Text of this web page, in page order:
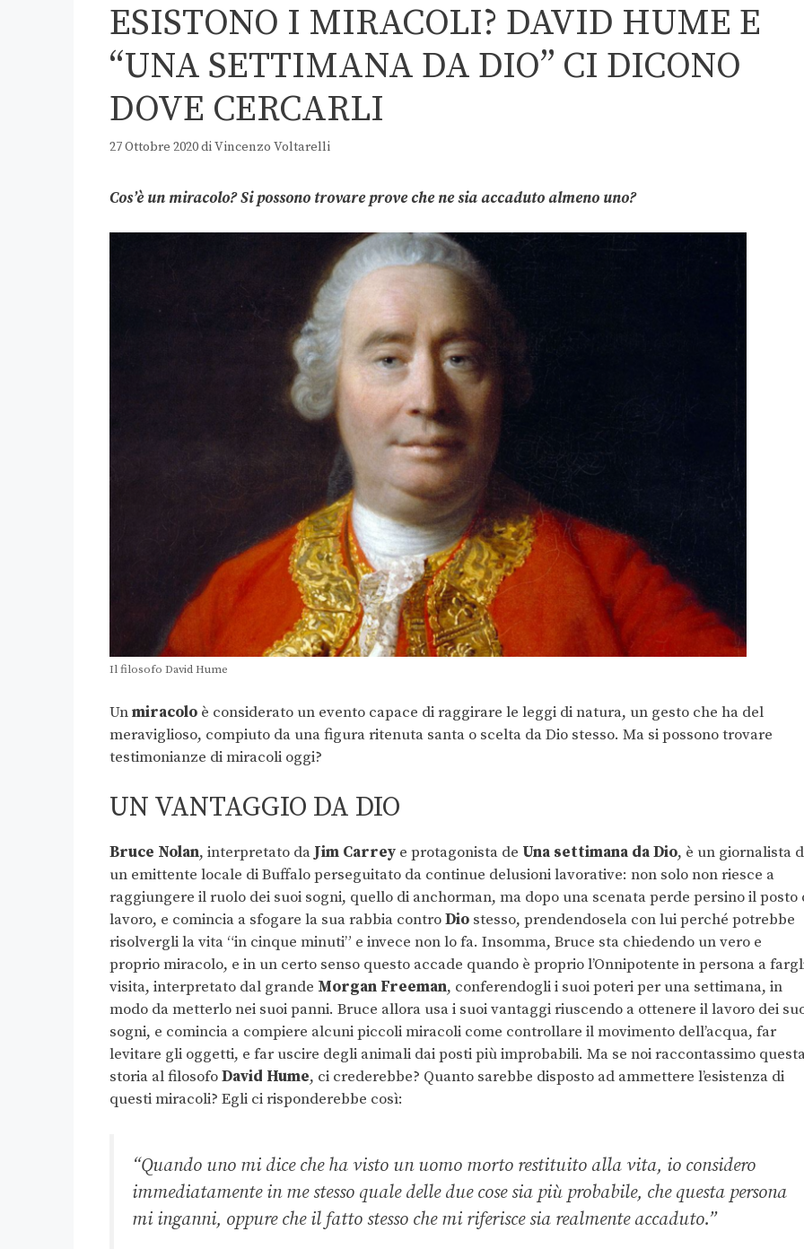
ESISTONO I MIRACOLI? DAVID HUME E
“UNA SETTIMANA DA DIO” CI DICONO
DOVE CERCARLI
27 Ottobre 2020diVincenzo Voltarelli
Cos’è un miracolo? Si possono trovare prove che ne sia accaduto almeno uno?
Il filosofo David Hume
Unmiracolo è considerato un evento capace di raggirare le leggi di natura, un gesto che ha del
meraviglioso, compiuto da una figura ritenuta santa o scelta da Dio stesso. Ma si possono trovare
testimonianze di miracoli oggi?
UN VANTAGGIO DA DIO
Bruce Nolan, interpretato daJim Carrey e protagonista de Una settimana da Dio, è un giornalista
un emittente locale di Buffalo perseguitato da continue delusioni lavorative: non solo non riesce a
raggiungere il ruolo dei suoi sogni, quello di anchorman, ma dopo una scenata perde persino il posto
lavoro, e comincia a sfogare la sua rabbia controDio stesso, prendendosela con lui perché potrebbe
risolvergli la vita “in cinque minuti” e invece non lo fa. Insomma, Bruce sta chiedendo un vero e
proprio miracolo, e in un certo senso questo accade quando è proprio l’Onnipotente in persona a
visita, interpretato dal grande Morgan Freeman, conferendogli i suoi poteri per una settimana, in
modo da metterlo nei suoi panni. Bruce allora usa i suoi vantaggi riuscendo a ottenere il lavoro dei
sogni, e comincia a compiere alcuni piccoli miracoli come controllare il movimento dell’acqua, far
levitare gli oggetti, e far uscire degli animali dai posti più improbabili. Ma se noi raccontassimo
storia al filosofoDavid Hume, ci crederebbe? Quanto sarebbe disposto ad ammettere l’esistenza di
questi miracoli? Egli ci risponderebbe così:
“Quando uno mi dice che ha visto un uomo morto restituito alla vita, io considero
immediatamente in me stesso quale delle due cose sia più probabile, che questa persona
mi inganni, oppure che il fatto stesso che mi riferisce sia realmente accaduto.”